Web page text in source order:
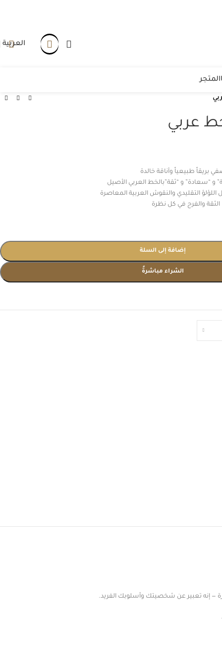
العربية
المتجر
عربي
بريقاً طبيعياً وأناقة خالدة
و “سعادة” و “ثقة”بالخط العربي الأصيل
التقليدي والنقوش العربية المعاصرة
والفرح في كل نظرة
إضافة إلى السلة
الشراء مباشرةً
— إنه تعبير عن شخصيتك وأسلوبك الفريد.